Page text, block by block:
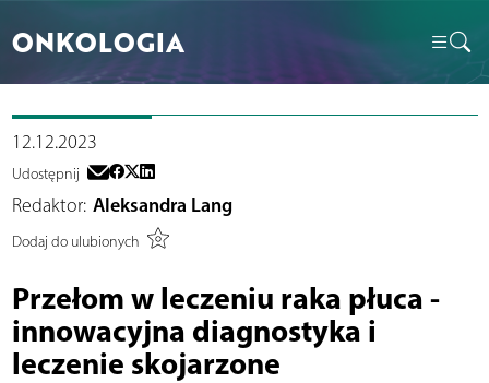
ONKOLOGIA
12.12.2023
Udostępnij
Redaktor: Aleksandra Lang
Dodaj do ulubionych
Przełom w leczeniu raka płuca -
innowacyjna diagnostyka i
leczenie skojarzone